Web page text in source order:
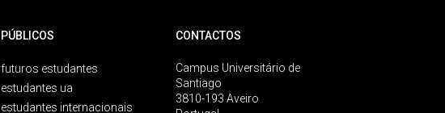
PÚBLICOS
futuros estudantes
estudantes ua
estudantes internacionais
CONTACTOS
Campus Universitário de
Santiago
3810-193 Aveiro